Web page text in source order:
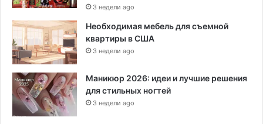
3 недели ago
Необходимая мебель для съемной
квартиры в США
3 недели ago
Маникюр 2026: идеи и лучшие решения
для стильных ногтей
3 недели ago